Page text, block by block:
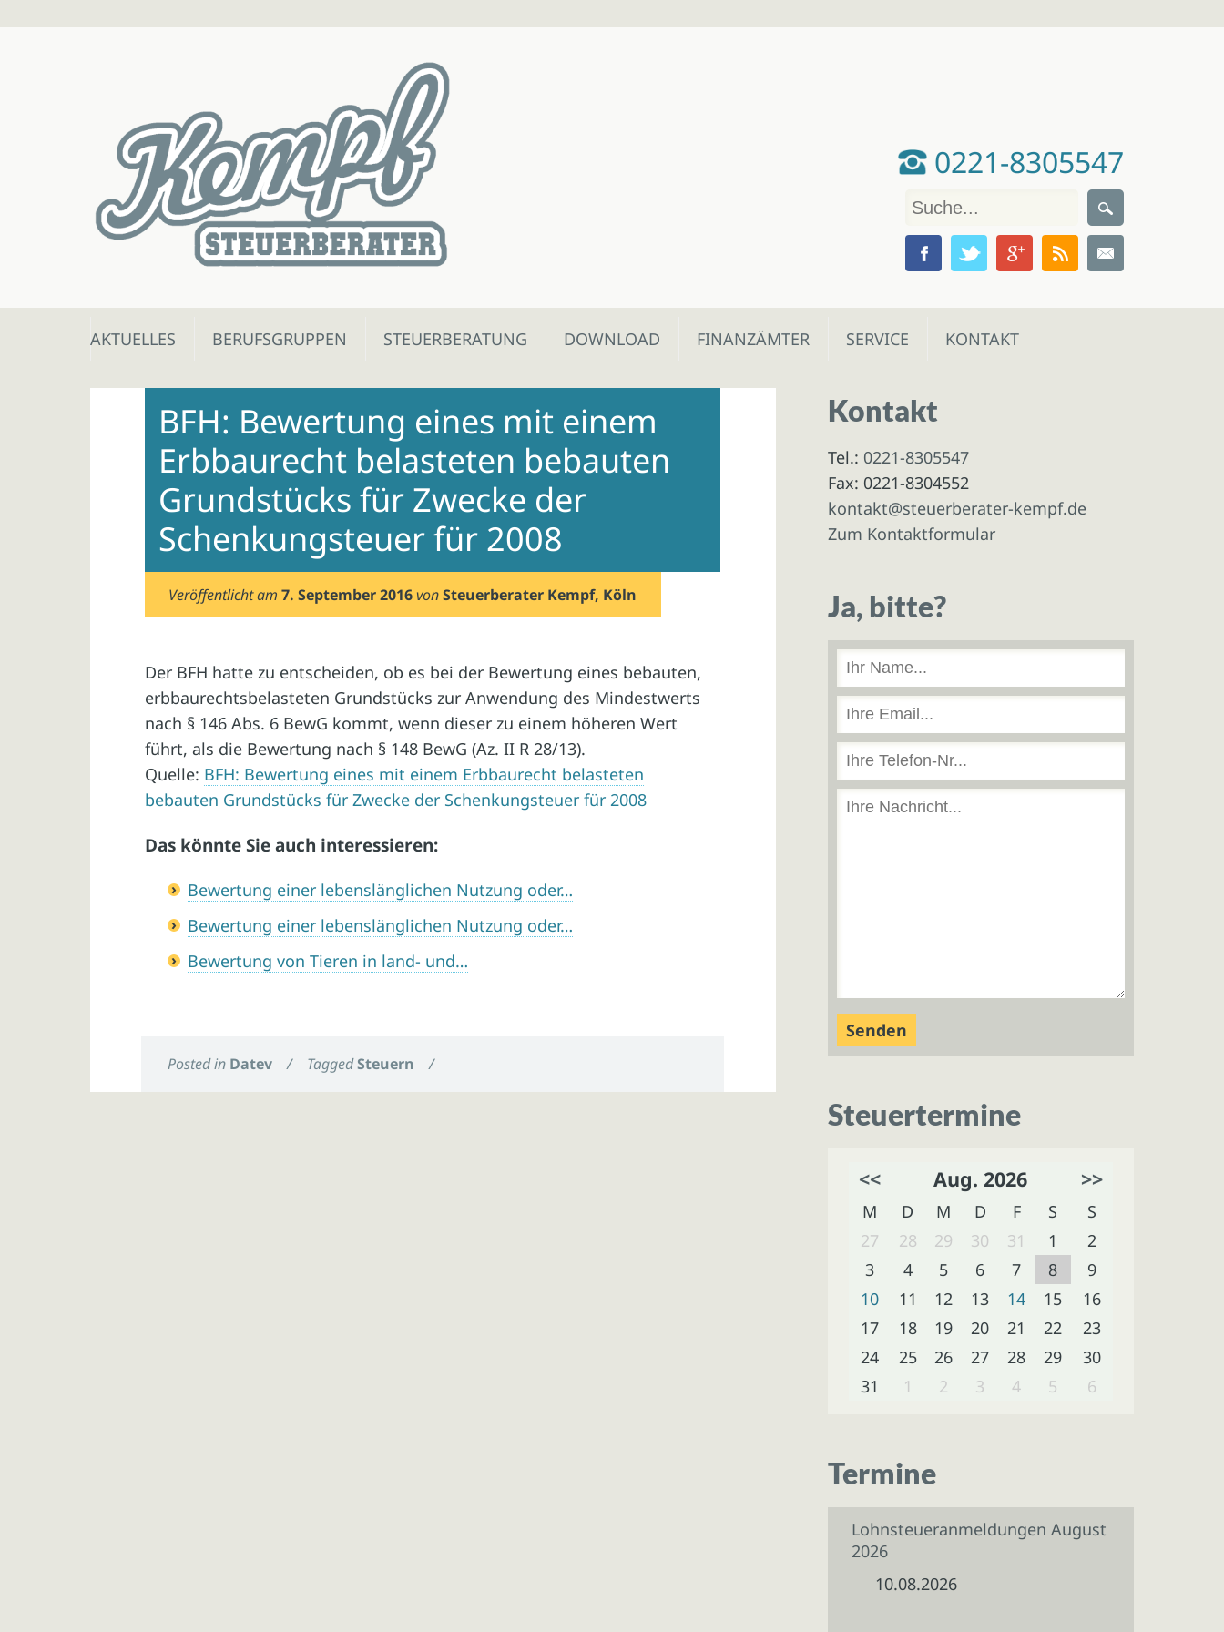
0221-8305547
Skip
AKTUELLES BERUFSGRUPPEN STEUERBERATUNG DOWNLOAD FINANZÄMTER SERVICE KONTAKT
BFH: Bewertung eines mit einem
Erbbaurecht belasteten bebauten
Grundstücks für Zwecke der
Schenkungsteuer für 2008
Veröffentlicht am7. September 2016 vonSteuerberater Kempf, Köln
Der BFH hatte zu entscheiden, ob es bei der Bewertung eines bebauten,
erbbaurechtsbelasteten Grundstücks zur Anwendung des Mindestwerts
nach § 146 Abs. 6 BewG kommt, wenn dieser zu einem höheren Wert
führt, als die Bewertung nach § 148 BewG (Az. II R 28/13).
Quelle: BFH: Bewertung eines mit einem Erbbaurecht belasteten
bebauten Grundstücks für Zwecke der Schenkungsteuer für 2008
Das könnte Sie auch interessieren:
Bewertung einer lebenslänglichen Nutzung oder…
Bewertung einer lebenslänglichen Nutzung oder…
Bewertung von Tieren in land- und…
Posted in Datev / TaggedSteuern /
Kontakt
Tel.: 0221-8305547
Fax: 0221-8304552
kontakt@steuerberater-kempf.de
Zum Kontaktformular
Ja, bitte?
Steuertermine
<< Aug. 2026 >>
M D M D F S
S
27
28 29 30 31 1
2
3
4 5 6 7 8
9
10
11 12 13 14 15
16
17
18 19 20 21 22
23
24
25 26 27 28 29
30
31
1 2 3 4 5 6
Termine
Lohnsteueranmeldungen August
2026
10.08.2026